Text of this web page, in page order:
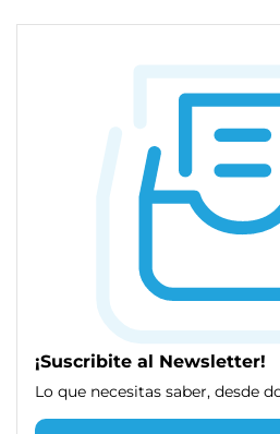
¡Suscribite al Newsletter!
Lo que necesitas saber, desde